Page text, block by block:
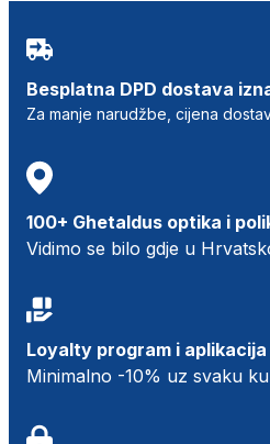
Besplatna DPD dostava
Za manje narudžbe, cijena
100+ Ghetaldus optika i
Vidimo se bilo gdje u
Loyalty program i aplikacija
Minimalno -10% uz svaku